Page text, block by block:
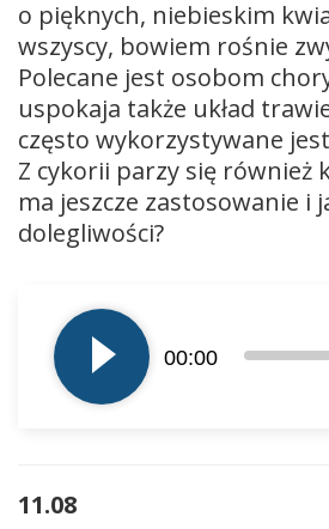
o pięknych, niebieskim
wszyscy, bowiem rośnie
Polecane jest osobom
uspokaja także układ
często wykorzystywane
Z cykorii parzy się również
ma jeszcze zastosowanie i
dolegliwości?
plików
dźwiękowych
00:00
11.08